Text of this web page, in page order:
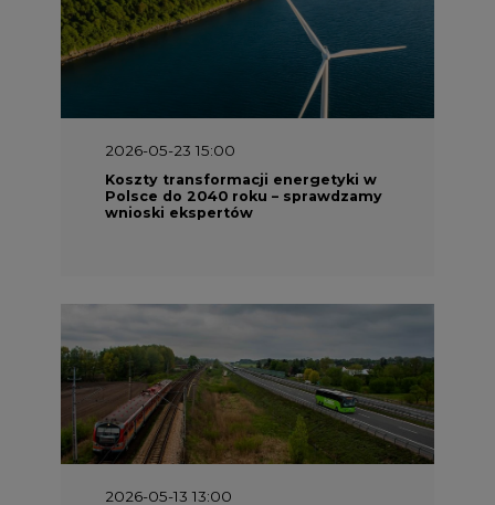
2026-05-23 15:00
Koszty transformacji energetyki w
Polsce do 2040 roku – sprawdzamy
wnioski ekspertów
2026-05-13 13:00